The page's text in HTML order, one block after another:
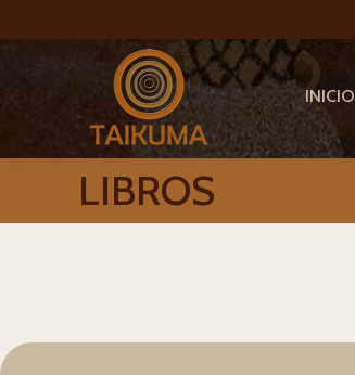
INICIO
LIBROS